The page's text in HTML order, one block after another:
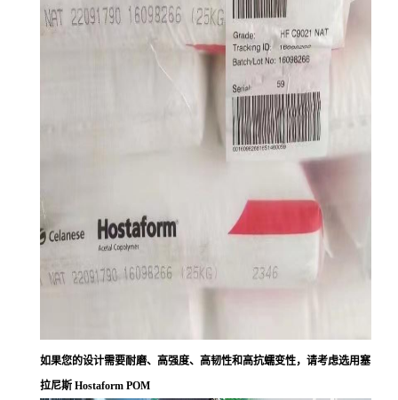
如果您的设计需要耐磨、高强度、高韧性和高抗蠕变性，请考虑选用塞
拉尼斯 Hostaform POM